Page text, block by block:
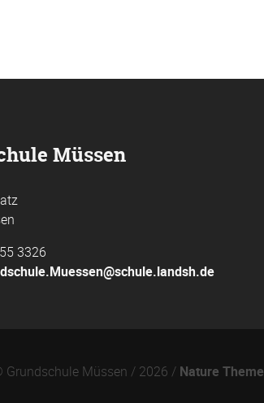
Müssen
3326
Grundschule Müssen / 2026 / Nature Theme